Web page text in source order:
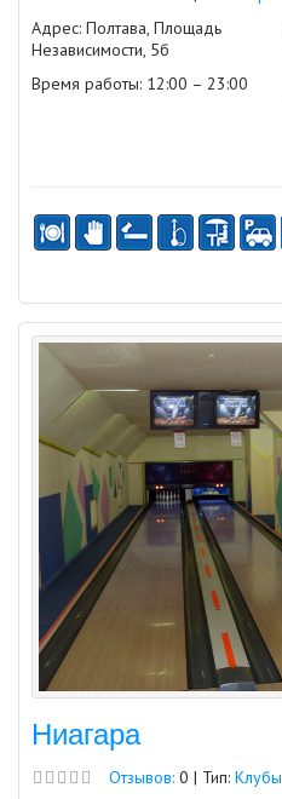
Адрес: Полтава, Площадь
Независимости, 5б
Время работы: 12:00 – 23:00
Ниагара
Отзывов: 0 | Тип: Клубы